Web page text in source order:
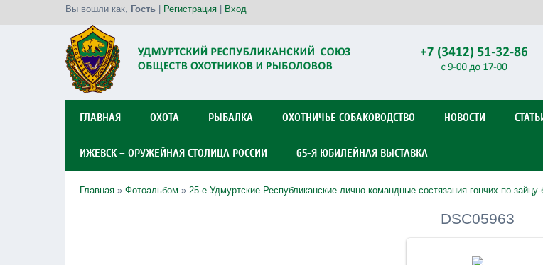
Вы вошли как, Гость Регистрация Вход
ГЛАВНАЯ ОХОТА РЫБАЛКА ОХОТНИЧЬЕ СОБАКОВОДСТВО НОВОСТИ
ИЖЕВСК – ОРУЖЕЙНАЯ СТОЛИЦА РОССИИ 65-Я ЮБИЛЕЙНАЯ ВЫСТАВКА
Главная » Фотоальбом » 25-е Удмуртские Республиканские лично-командные состязания гончих по зайцу-
DSC05963